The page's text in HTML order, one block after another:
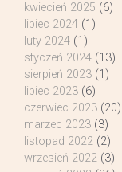
kwiecień 2025 (6)
lipiec 2024 (1)
luty 2024 (1)
styczeń 2024 (13)
sierpień 2023 (1)
lipiec 2023 (6)
czerwiec 2023 (20)
marzec 2023 (3)
listopad 2022 (2)
wrzesień 2022 (3)